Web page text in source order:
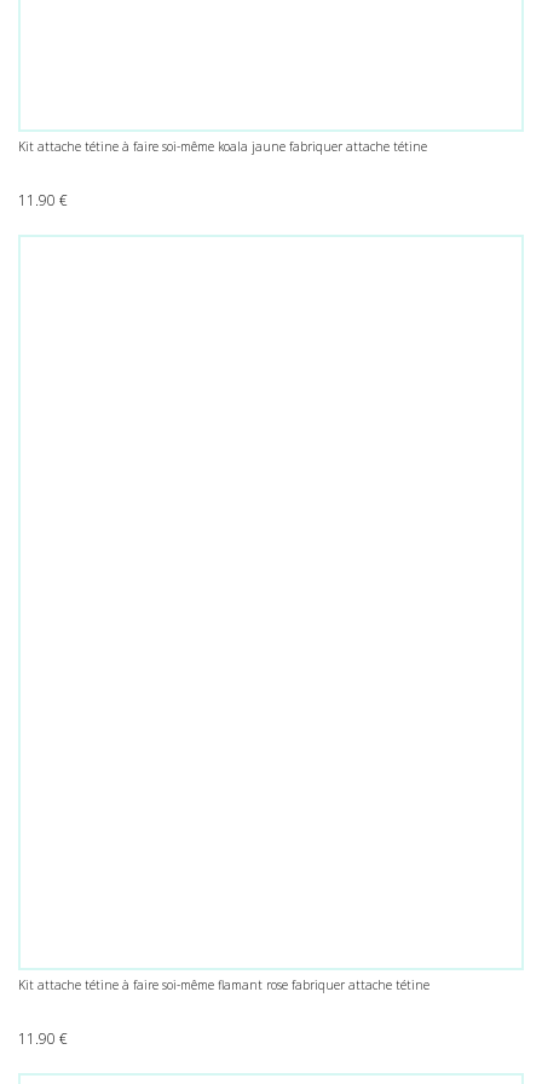
Kit attache tétine à faire soi-même koala jaune fabriquer attache tétine
11.90 €
Kit attache tétine à faire soi-même flamant rose fabriquer attache tétine
11.90 €